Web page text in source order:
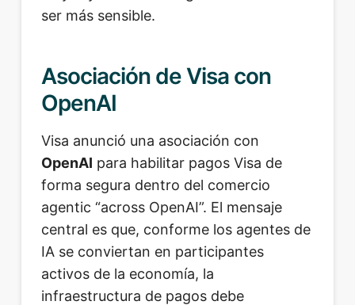
ser más sensible.
Asociación de Visa con
OpenAI
Visa anunció una asociación con
OpenAI para habilitar pagos Visa de
forma segura dentro del comercio
agentic “across OpenAI”. El mensaje
central es que, conforme los agentes de
IA se conviertan en participantes
activos de la economía, la
infraestructura de pagos debe